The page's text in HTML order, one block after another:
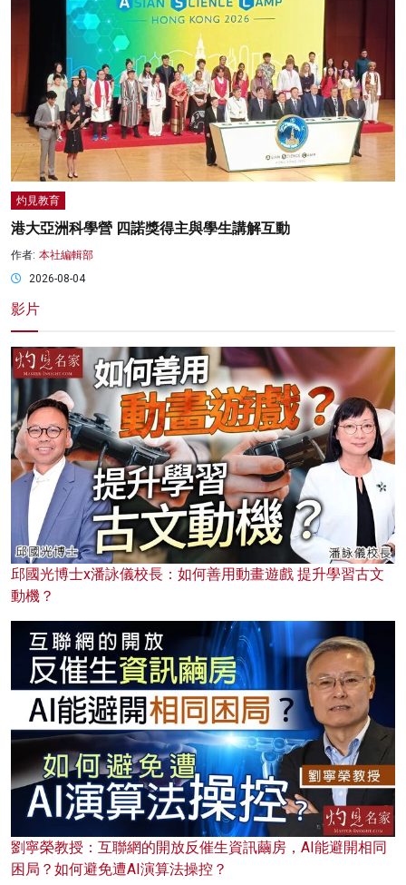
灼見教育
港大亞洲科學營 四諾獎得主與學生講解互動
作者: 本社編輯部
2026-08-04
影片
邱國光博士x潘詠儀校長：如何善用動畫遊戲 提升學習古文
動機？
劉寧榮教授：互聯網的開放反催生資訊繭房，AI能避開相同
困局？如何避免遭AI演算法操控？